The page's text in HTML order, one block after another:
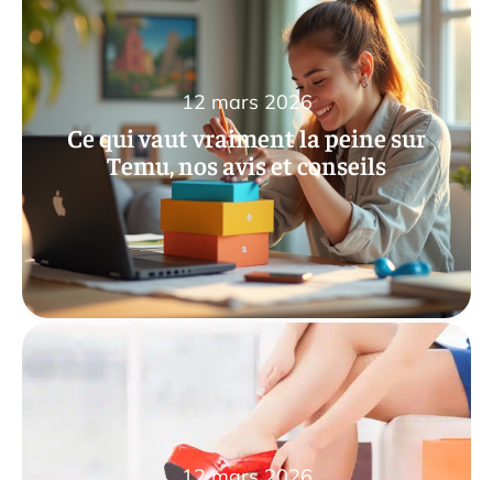
Ce qui vaut vraiment la peine sur
Temu, nos avis et conseils
12 mars 2026